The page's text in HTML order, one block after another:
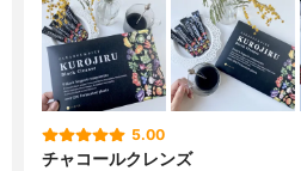
5.00
チャコールクレンズ